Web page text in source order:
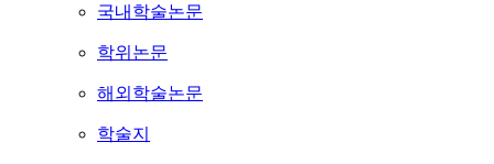
국내학술논문
학위논문
해외학술논문
학술지